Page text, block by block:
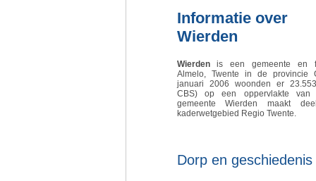
Informatie over
Wierden
Wierdenis een gemeente en
Almelo, Twente in de provincie
januari 2006 woonden er
CBS) op een oppervlakte van
gemeente Wierden maakt
kaderwetgebied Regio Twente.
Dorp en geschiedenis